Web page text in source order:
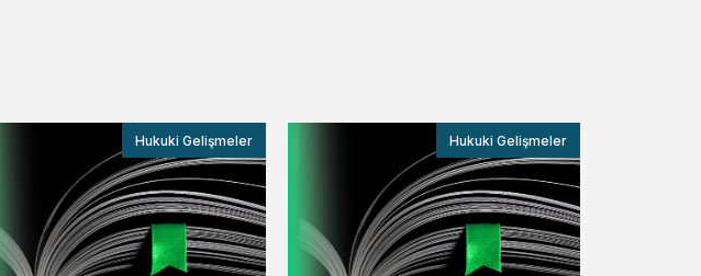
Hukuki Gelişmeler Hukuki Gelişmeler